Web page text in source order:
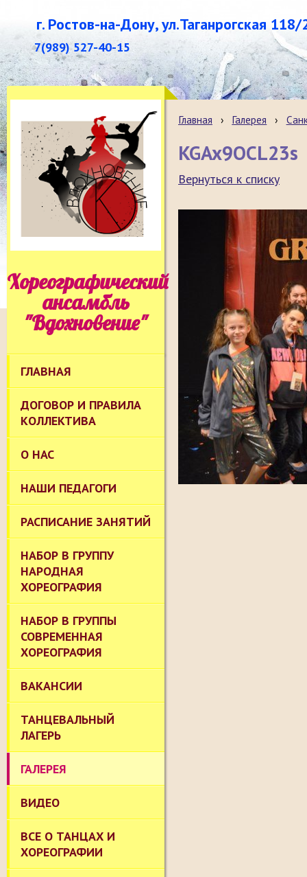
г. Ростов-на-Дону, ул.Таганрогская 118/
7(989) 527-40-15
Хореографический
ансамбль
"Вдохновение"
ГЛАВНАЯ
ДОГОВОР И ПРАВИЛА
КОЛЛЕКТИВА
О НАС
НАШИ ПЕДАГОГИ
РАСПИСАНИЕ ЗАНЯТИЙ
НАБОР В ГРУППУ
НАРОДНАЯ
ХОРЕОГРАФИЯ
НАБОР В ГРУППЫ
СОВРЕМЕННАЯ
ХОРЕОГРАФИЯ
ВАКАНСИИ
ТАНЦЕВАЛЬНЫЙ
ЛАГЕРЬ
ГАЛЕРЕЯ
ВИДЕО
ВСЕ О ТАНЦАХ И
ХОРЕОГРАФИИ
Главная › Галерея ›
KGAx9OCL23s
Вернуться к списку